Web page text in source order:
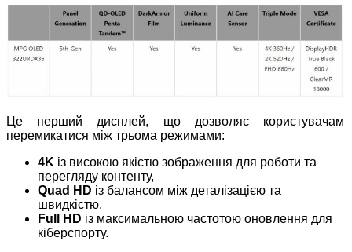
Це перший дисплей, що дозволяє користувачам
перемикатися між трьома режимами:
4K із високою якістю зображення для роботи та
перегляду контенту,
Quad HD із балансом між деталізацією та
швидкістю,
Full HD із максимальною частотою оновлення для
кіберспорту.